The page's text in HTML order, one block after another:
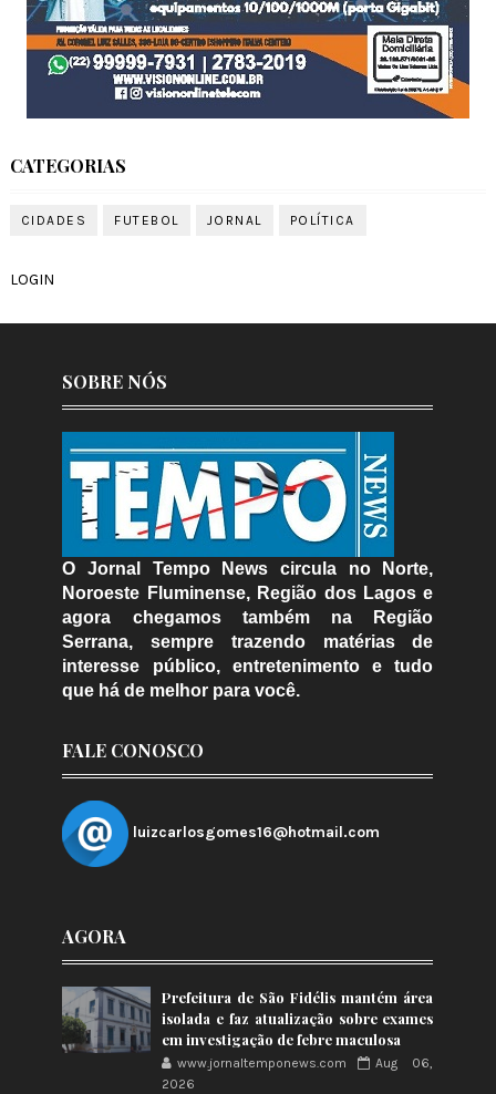
CATEGORIAS
CIDADES FUTEBOL JORNAL POLÍTICA
LOGIN
SOBRE NÓS
O Jornal Tempo News circula no Norte,
Noroeste Fluminense, Região dos Lagos e
agora chegamos também na Região
Serrana, sempre trazendo matérias de
interesse público, entretenimento e tudo
que há de melhor para você.
FALE CONOSCO
luizcarlosgomes16@hotmail.com
AGORA
Prefeitura de São Fidélis mantém área
isolada e faz atualização sobre exames
em investigação de febre maculosa
www.jornaltemponews.com
Aug 06,
2026